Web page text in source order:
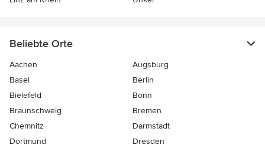
Beliebte Orte
Aachen
Augsburg
Basel
Berlin
Bielefeld
Bonn
Braunschweig
Bremen
Chemnitz
Darmstadt
Dortmund
Dresden